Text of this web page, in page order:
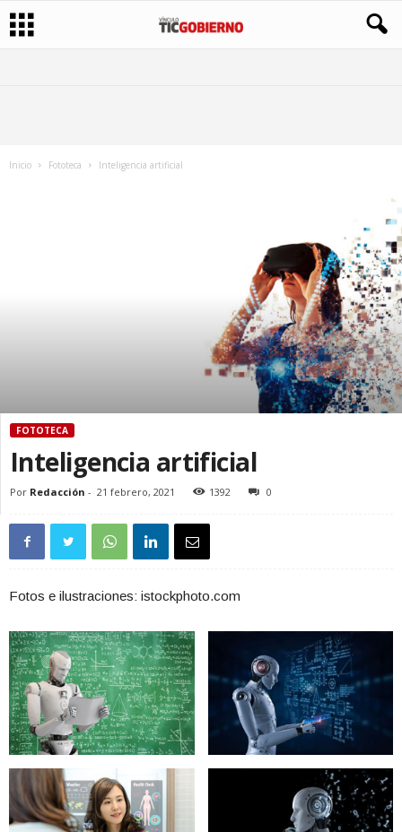
Inicio Fototeca Inteligencia artificial
FOTOTECA
Inteligencia artificial
Por Redacción - 21 febrero, 2021 1392 0
Fotos e ilustraciones: istockphoto.com